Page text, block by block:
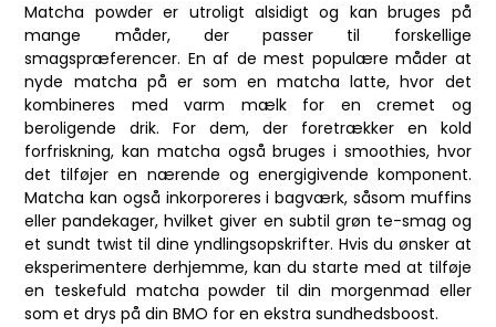
Matcha powder er utroligt alsidigt og kan bruges på
mange måder, der passer til forskellige
smagspræferencer. En af de mest populære måder at
nyde matcha på er som en matcha latte, hvor det
kombineres med varm mælk for en cremet og
beroligende drik. For dem, der foretrækker en kold
forfriskning, kan matcha også bruges i smoothies, hvor
det tilføjer en nærende og energigivende komponent.
Matcha kan også inkorporeres i bagværk, såsom muffins
eller pandekager, hvilket giver en subtil grøn te-smag og
et sundt twist til dine yndlingsopskrifter. Hvis du ønsker at
eksperimentere derhjemme, kan du starte med at tilføje
en teskefuld matcha powder til din morgenmad eller
som et drys på din BMO for en ekstra sundhedsboost.